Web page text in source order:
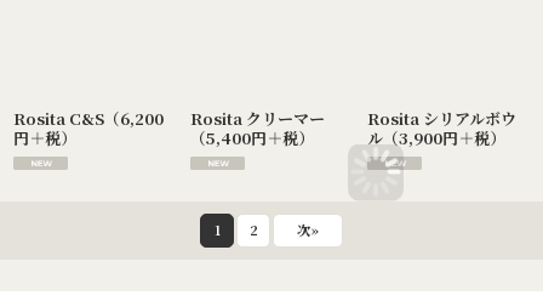
Rosita C&S（6,200
円＋税）
Rosita クリーマー
（5,400円＋税）
Rosita シリアルボウ
ル（3,900円＋税）
1 2 次»